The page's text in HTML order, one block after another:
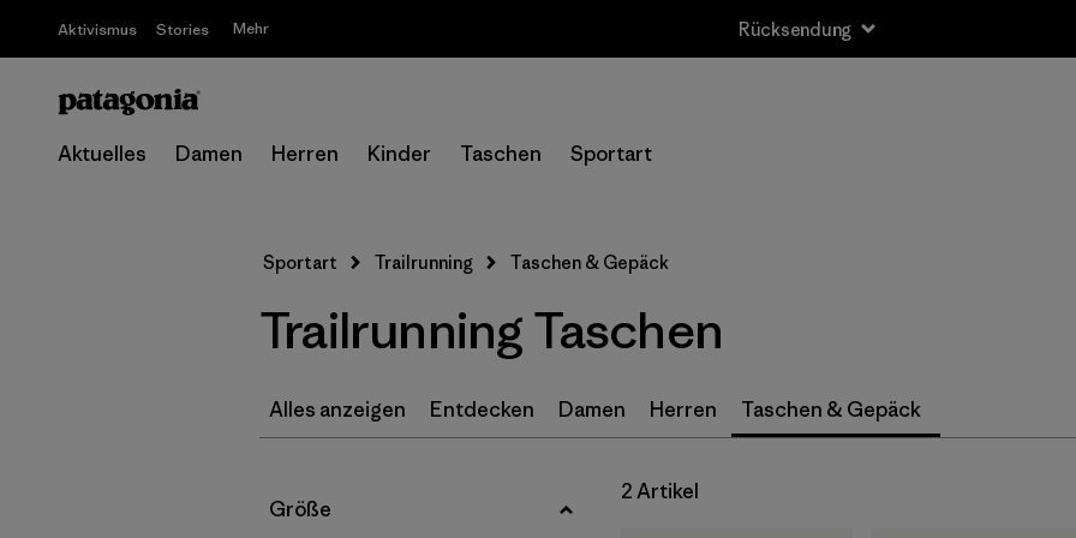
Aktivismus Stories Mehr Rücksendung
Aktuelles Damen Herren Kinder Taschen Sportart
Sportart Trailrunning Taschen & Gepäck
Trailrunning Taschen
Alles anzeigen Entdecken Damen Herren Taschen & Gepäck
Filter by
Größe
2 Artikel